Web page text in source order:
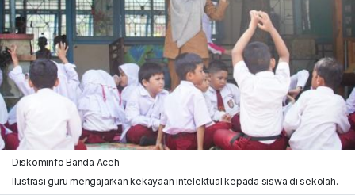
Diskominfo Banda Aceh
Ilustrasi guru mengajarkan kekayaan intelektual kepada siswa di sekolah.